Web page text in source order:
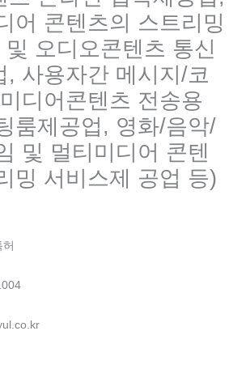
어 콘텐츠의 스트리밍
오디오콘텐츠 통신
, 사용자간 메시지/코
디어콘텐츠 전송용
룸제공업, 영화/음악/
및 멀티미디어 콘텐
밍 서비스제 공업 등)